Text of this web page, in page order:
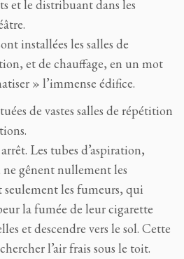
et le distribuant dans les
installées les salles de
et de chauffage, en un mot
» l’immense édifice.
de vastes salles de répétition
Les tubes d’aspiration,
ne gênent nullement les
les fumeurs, qui
la fumée de leur cigarette
et descendre vers le sol. Cette
l’air frais sous le toit.